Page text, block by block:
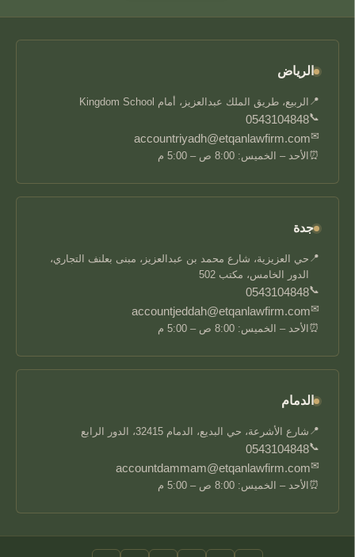
الرياض
📍 الربيع، طريق الملك عبدالعزيز، أمام Kingdom School
📞
0543104848
✉
accountriyadh@etqanlawfirm.com
⏰ الأحد – الخميس: 8:00 ص – 5:00 م
جدة
📍 حي العزيزية، شارع محمد بن عبدالعزيز، مبنى بعلنف التجاري،
الدور الخامس، مكتب 502
📞
0543104848
✉
accountjeddah@etqanlawfirm.com
⏰ الأحد – الخميس: 8:00 ص – 5:00 م
الدمام
📍 شارع الأشرعة، حي البديع، الدمام 32415، الدور الرابع
📞
0543104848
✉
accountdammam@etqanlawfirm.com
⏰ الأحد – الخميس: 8:00 ص – 5:00 م